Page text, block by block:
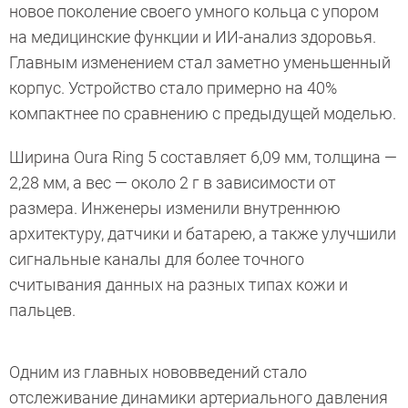
новое поколение своего умного кольца с упором
на медицинские функции и ИИ-анализ здоровья.
Главным изменением стал заметно уменьшенный
корпус. Устройство стало примерно на 40%
компактнее по сравнению с предыдущей моделью.
Ширина Oura Ring 5 составляет 6,09 мм, толщина —
2,28 мм, а вес — около 2 г в зависимости от
размера. Инженеры изменили внутреннюю
архитектуру, датчики и батарею, а также улучшили
сигнальные каналы для более точного
считывания данных на разных типах кожи и
пальцев.
Одним из главных нововведений стало
отслеживание динамики артериального давления